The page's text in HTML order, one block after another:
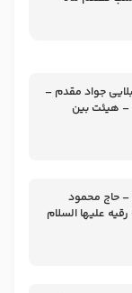
جواد مقدم –
شب هشتم محرم 1448 – هیئت بین
– حاج محمود
علیها السلام